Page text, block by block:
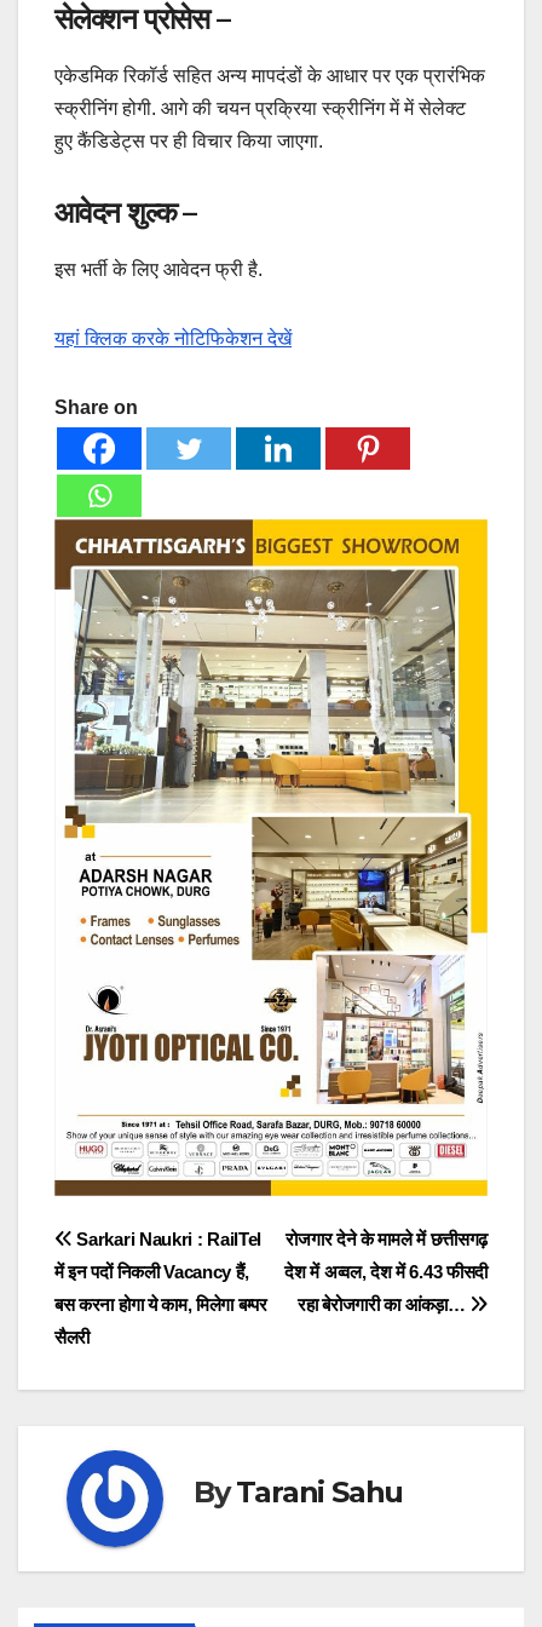
सेलेक्शन प्रोसेस –
एकेडमिक रिकॉर्ड सहित अन्य मापदंडों के आधार पर एक प्रारंभिक
स्क्रीनिंग होगी. आगे की चयन प्रक्रिया स्क्रीनिंग में में सेलेक्ट
हुए कैंडिडेट्स पर ही विचार किया जाएगा.
आवेदन शुल्क –
इस भर्ती के लिए आवेदन फ्री है.
यहां क्लिक करके नोटिफिकेशन देखें
Share on
Post
navigation
रोजगार देने के मामले में छत्तीसगढ़
देश में अव्वल, देश में 6.43 फीसदी
रहा बेरोजगारी का आंकड़ा…
Sarkari Naukri : RailTel
में इन पदों निकली Vacancy हैं,
बस करना होगा ये काम, मिलेगा बम्पर
सैलरी
ByTarani Sahu